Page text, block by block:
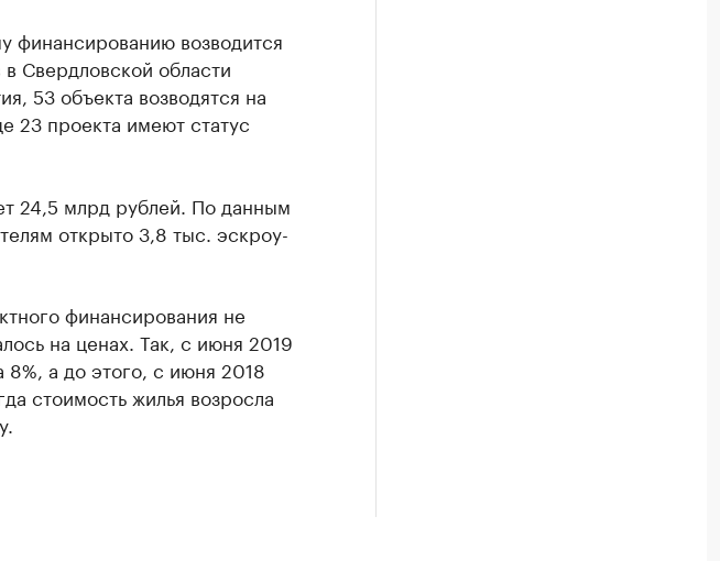
финансированию возводится
Свердловской области
53 объекта возводятся на
23 проекта имеют статус
24,5 млрд рублей. По данным
открыто 3,8 тыс. эскроу-
финансирования не
на ценах. Так, с июня 2019
а до этого, с июня 2018
стоимость жилья возросла